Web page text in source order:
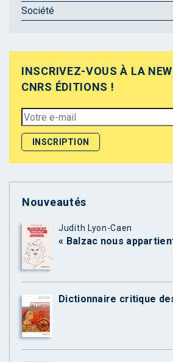
Société
INSCRIVEZ-VOUS À LA
CNRS ÉDITIONS !
Nouveautés
Judith Lyon-Caen
« Balzac nous
Dictionnaire critique